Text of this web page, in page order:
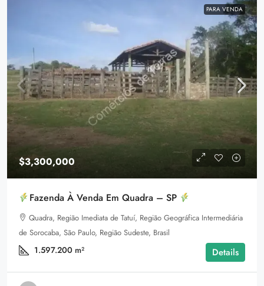
PARA VENDA
$3,300,000
Fazenda À Venda Em Quadra – SP
Quadra, Região Imediata de Tatuí, Região Geográfica Intermediária
de Sorocaba, São Paulo, Região Sudeste, Brasil
1.597.200 m² Details